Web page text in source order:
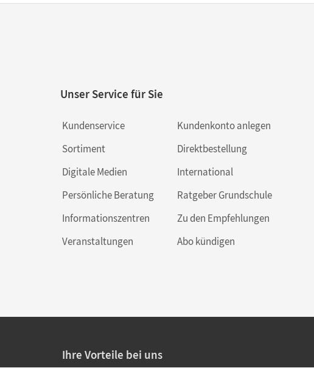
Unser Service für Sie
Kundenservice
Sortiment
Digitale Medien
Persönliche Beratung
Informationszentren
Veranstaltungen
Kundenkonto anlegen
Direktbestellung
International
Ratgeber Grundschule
Zu den Empfehlungen
Abo kündigen
Ihre Vorteile bei uns